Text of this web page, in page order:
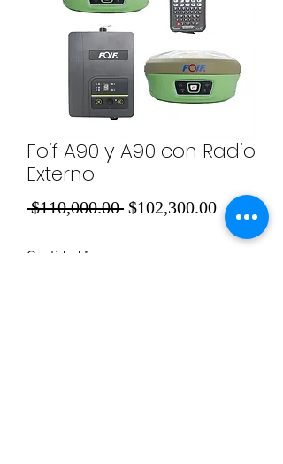
Foif A90 y A90 con Radio
Externo
$110,000.00 Precio
$102,300.00Precio
de
Cantidad *